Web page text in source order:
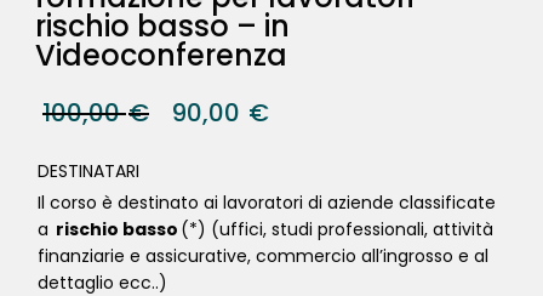
rischio basso – in
Videoconferenza
100,00€ 90,00 €
DESTINATARI
Il corso è destinato ai lavoratori di aziende classificate
a rischio basso (*) (uffici, studi professionali, attività
finanziarie e assicurative, commercio all’ingrosso e al
dettaglio ecc..)